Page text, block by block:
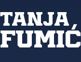
Tanja
Fumić